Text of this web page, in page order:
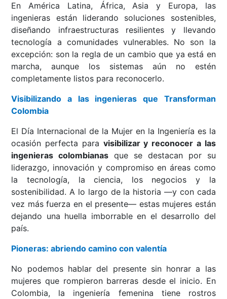
En América Latina, África, Asia y Europa, las
ingenieras están liderando soluciones sostenibles,
diseñando infraestructuras resilientes y llevando
tecnología a comunidades vulnerables. No son la
excepción: son la regla de un cambio que ya está en
marcha, aunque los sistemas aún no estén
completamente listos para reconocerlo.
Visibilizando a las ingenieras que Transforman
Colombia
El Día Internacional de la Mujer en la Ingeniería es la
ocasión perfecta para visibilizar y reconocer a las
ingenieras colombianas que se destacan por su
liderazgo, innovación y compromiso en áreas como
la tecnología, la ciencia, los negocios y la
sostenibilidad. A lo largo de la historia —y con cada
vez más fuerza en el presente— estas mujeres están
dejando una huella imborrable en el desarrollo del
país.
Pioneras: abriendo camino con valentía
No podemos hablar del presente sin honrar a las
mujeres que rompieron barreras desde el inicio. En
Colombia, la ingeniería femenina tiene rostros